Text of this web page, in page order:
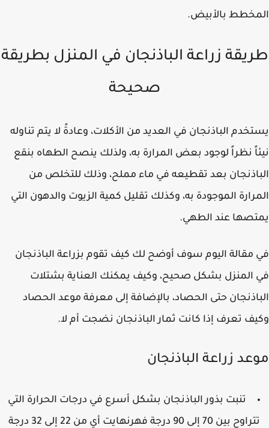
بالأبيض.
زراعة الباذنجان في المنزل بطريقة
صحيحة
الباذنجان في العديد من الأكلات، وعادةً لا يتم تناوله
نظراً لوجود بعض المرارة به، ولذلك ينصح الطهاه بنقع
بعد تقطيعه في ماء مملح، وذلك للتخلص من
الموجودة به، وكذلك تقليل كمية الزيوت والدهون التي
عند الطهي.
مقالة اليوم سوف أوضح لك كيف تقوم بزراعة الباذنجان
المنزل بشكل صحيح، وكيف يمكنك العناية بشتلات
حتى الحصاد، بالإضافة إلى معرفة موعد الحصاد
تعرف إذا كانت ثمار الباذنجان نضجت أم لا.
زراعة الباذنجان
تنبت بذور الباذنجان بشكل أسرع في درجات الحرارة التي
تتراوح بين 70 إلى 90 درجة فهرنهايت أي من 22 إلى 32 درجة